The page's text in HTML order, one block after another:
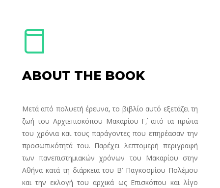
ABOUT THE BOOK
Μετά από πολυετή έρευνα, το βιβλίο αυτό εξετάζει τη
ζωή του Αρχιεπισκόπου Μακαρίου Γ΄, από τα πρώτα
του χρόνια και τους παράγοντες που επηρέασαν την
προσωπικότητά του. Παρέχει λεπτομερή περιγραφή
των πανεπιστημιακών χρόνων του Μακαρίου στην
Αθήνα κατά τη διάρκεια του Β’ Παγκοσμίου Πολέμου
και την εκλογή του αρχικά ως Επισκόπου και λίγο